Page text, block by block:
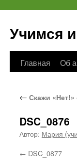
Учимся
Перейти
содержимому
Главная Об
← Скажи
DSC_0876
Автор: Мария
DSC_0877